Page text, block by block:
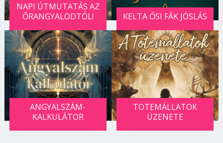
NAPI ÚTMUTATÁS AZ
ŐRANGYALODTÓL!
KELTA ŐSI FÁK JÓSLÁS
ANGYALSZÁM-
KALKULÁTOR
TOTEMÁLLATOK
ÜZENETE